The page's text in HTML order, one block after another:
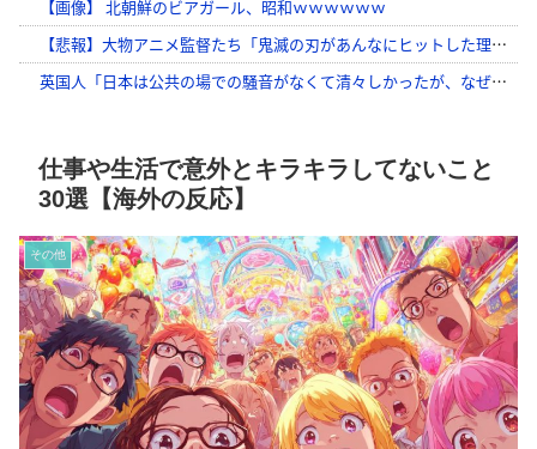
仕事や生活で意外とキラキラしてないこと
30選【海外の反応】
その他